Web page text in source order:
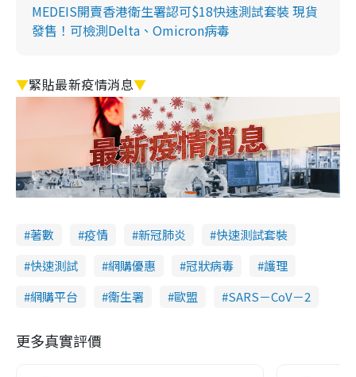
MEDEIS開賣香港衛生署認可$18快速測試套裝 現貨
發售！可檢測Delta、Omicron病毒
▼緊貼最新疫情消息▼
著數 疫情 新冠肺炎
快速測試套裝
快速測試
網購優惠 冠狀病毒
護理
網購平台
衞生署 歐盟 SARS－CoV－2
更多真實評價